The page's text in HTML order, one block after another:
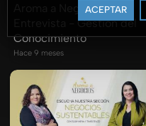
ACEPTAR
Aroma a Negocios -
Entrevista - Gestión del
Conocimiento
Hace 9 meses